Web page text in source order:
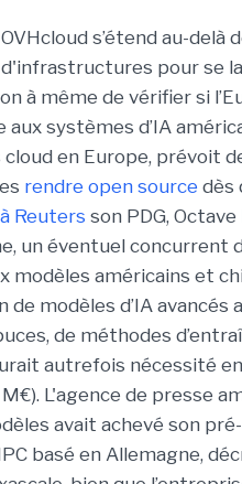
OVHcloud s’étend au-delà
d'infrastructures pour se
à même de vérifier si
systèmes d’IA
en Europe, prévoit
rendre open source dès
Reuters son PDG, Octave
un éventuel concurrent
modèles américains et
modèles d’IA avancés
de méthodes
autrefois nécessité
L'agence de presse
avait achevé son
basé en Allemagne,